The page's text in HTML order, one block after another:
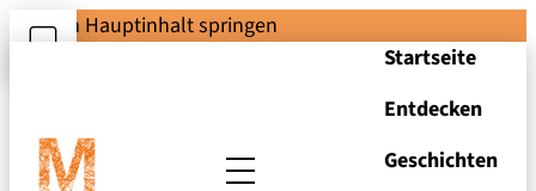
Zum Hauptinhalt springen
Startseite
Entdecken
Geschichten